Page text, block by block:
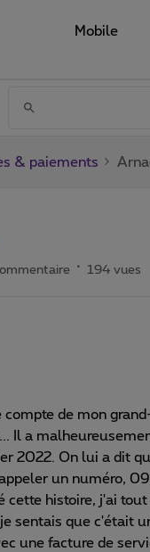
Mobile
& paiements
194 vues
compte de mon
Il a
2022. On lui a dit
un numéro,
cette histoire, j'ai
sentais que c'était
une facture de